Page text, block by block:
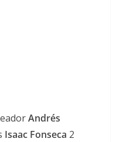
Andrés
Isaac Fonseca 2